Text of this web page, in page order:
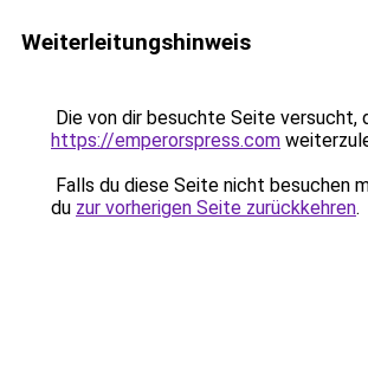
Weiterleitungshinweis
Die von dir besuchte Seite versucht,
https://emperorspress.com
Falls du diese Seite nicht besuchen
du zur vorherigen Seite zurückkehren.